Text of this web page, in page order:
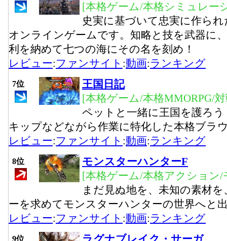
[本格ゲーム/本格シミュレー
史実に基づいて忠実に作ら
オンラインゲームです。知略と技を武器に
利を納めて七つの海にその名を刻め！
レビュー:ファンサイト :動画:ランキング
7位
王国日記
[本格ゲーム/本格MMORPG/
ペットと一緒に王国を護ろ
キップなどながら作業に特化した本格ブラ
レビュー:ファンサイト :動画:ランキング
8位
モンスターハンターF
[本格ゲーム/本格アクション
まだ見ぬ地を、未知の素材
ーを求めてモンスターハンターの世界へと
レビュー:ファンサイト :動画:ランキング
9位